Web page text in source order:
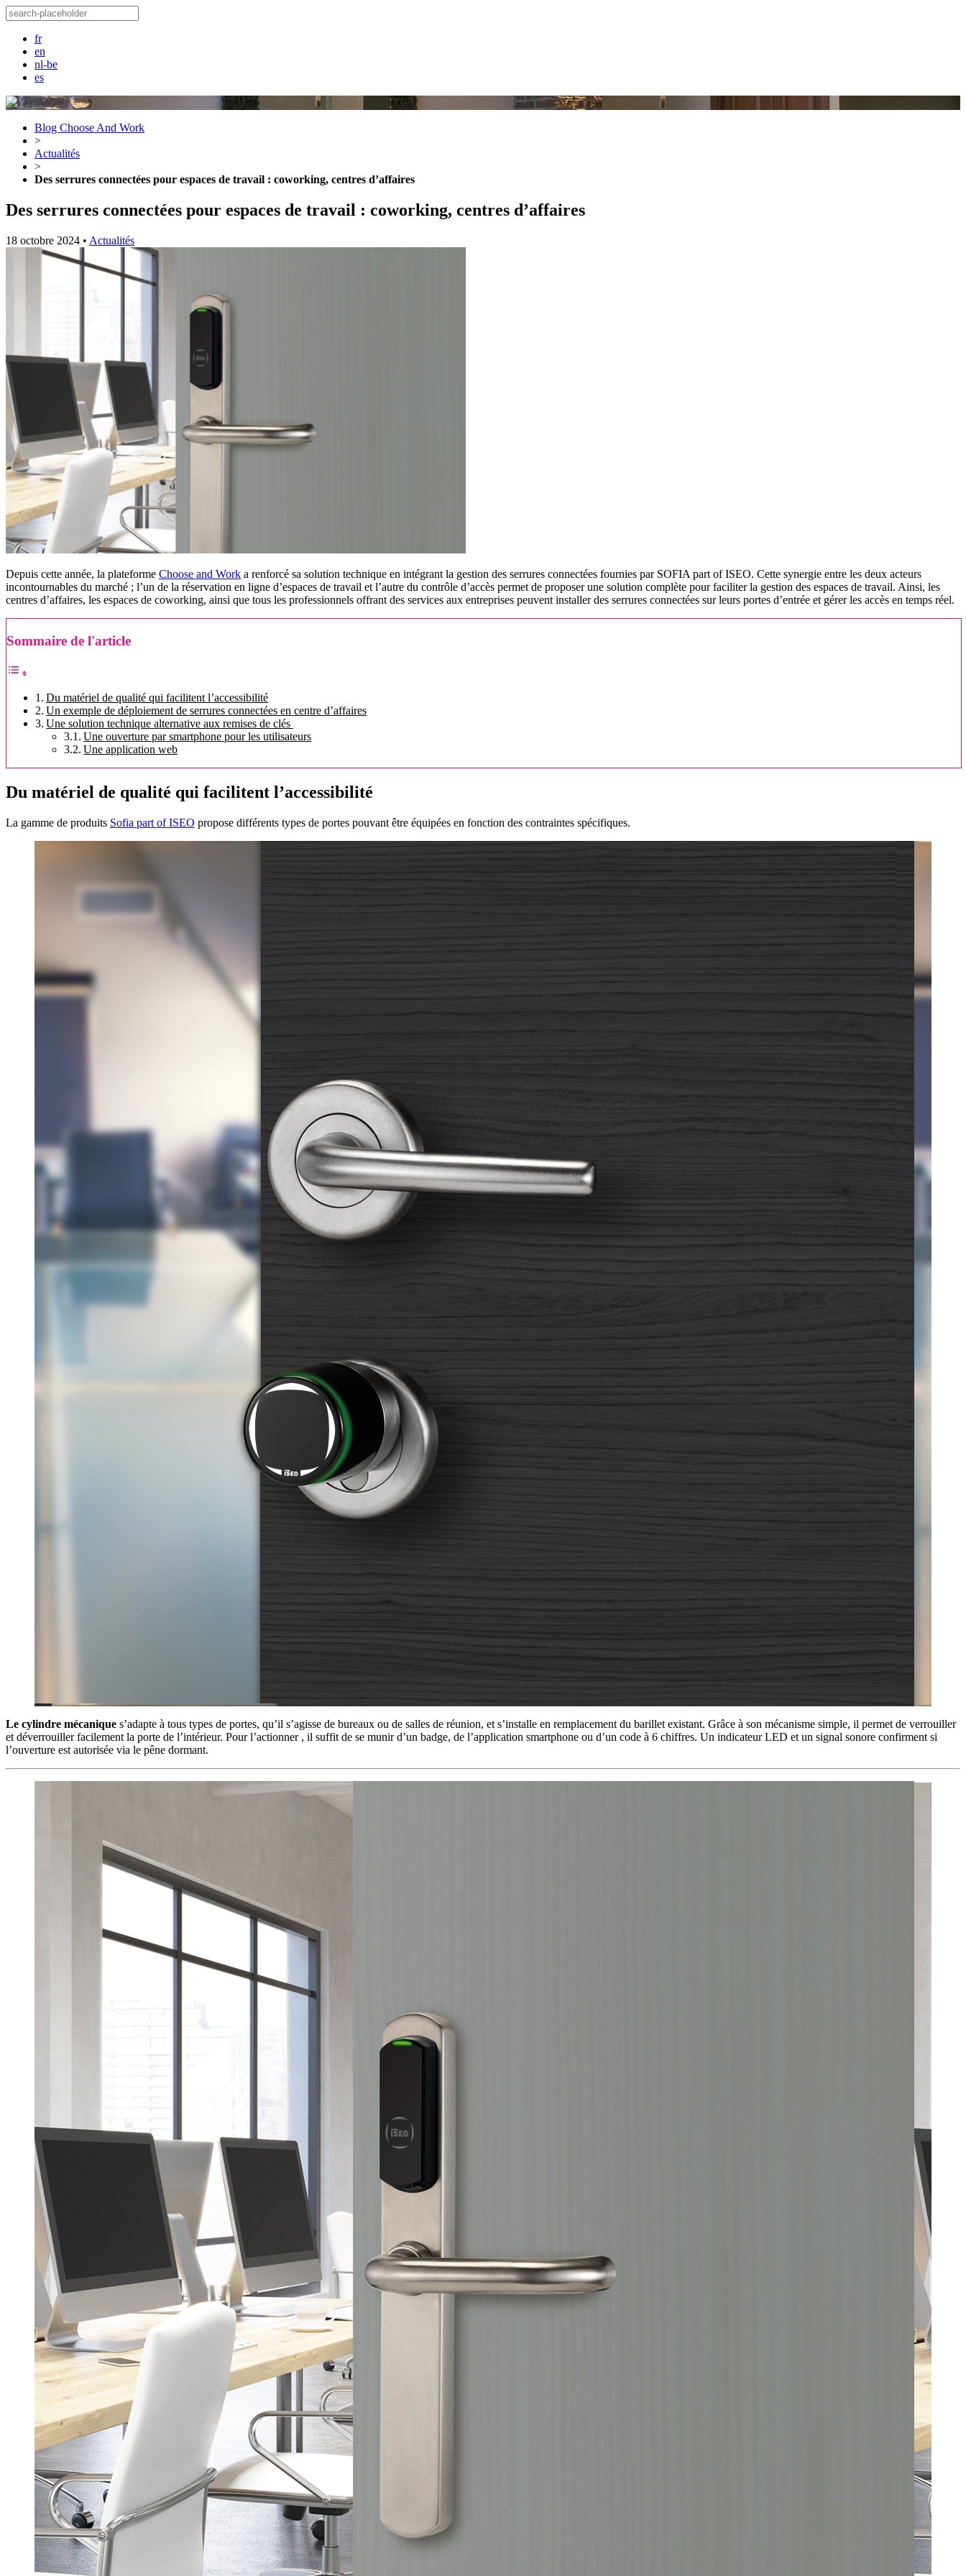
fr
en
nl-be
es
Blog Choose And Work
>
Actualités
>
Des serrures connectées pour espaces de travail : coworking, centres d’affaires
Des serrures connectées pour espaces de travail : coworking, centres d’affaires
18 octobre 2024 • Actualités
Depuis cette année, la plateforme Choose and Work a renforcé sa solution technique en intégrant la gestion des serrures connectées fournies par SOFIA part of ISEO. Cette synergie entre les deux acteurs
incontournables du marché ; l’un de la réservation en ligne d’espaces de travail et l’autre du contrôle d’accès permet de proposer une solution complète pour faciliter la gestion des espaces de travail. Ainsi, les
centres d’affaires, les espaces de coworking, ainsi que tous les professionnels offrant des services aux entreprises peuvent installer des serrures connectées sur leurs portes d’entrée et gérer les accès en temps réel.
Sommaire de l'article
Du matériel de qualité qui facilitent l’accessibilité
Un exemple de déploiement de serrures connectées en centre d’affaires
Une solution technique alternative aux remises de clés
Une ouverture par smartphone pour les utilisateurs
Une application web
Du matériel de qualité qui facilitent l’accessibilité
La gamme de produits Sofia part of ISEO propose différents types de portes pouvant être équipées en fonction des contraintes spécifiques.
Le cylindre mécanique s’adapte à tous types de portes, qu’il s’agisse de bureaux ou de salles de réunion, et s’installe en remplacement du barillet existant. Grâce à son mécanisme simple, il permet de verrouiller
et déverrouiller facilement la porte de l’intérieur. Pour l’actionner , il suffit de se munir d’un badge, de l’application smartphone ou d’un code à 6 chiffres. Un indicateur LED et un signal sonore confirment si
l’ouverture est autorisée via le pêne dormant.